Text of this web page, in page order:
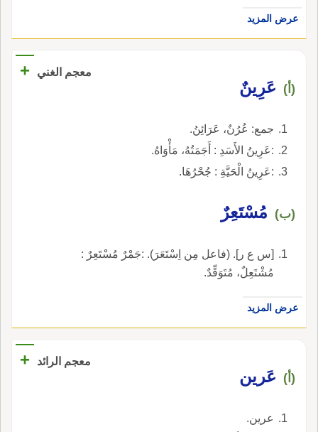
عرض المزيد
معجم الغني +
(أ) عَرِينٌ
جمع: عُرُنٌ، عَرَائِنُ.
:عَرِينُ الأَسَدِ : أَجَمَتُهُ، مَأْوَاهُ.
:عَرِينُ الْحَيَّةِ : جُحْرُهَا.
(ب) مُسْتَعِرٌ
[س ع ر]. (فاعل مِن اِسْتَعَرَ). :جَمْرٌ مُسْتَعِرٌ :
مُشْتَعِلٌ، مُتَوَقِّدٌ.
عرض المزيد
معجم الرائد +
(أ) عَرين
عرين.